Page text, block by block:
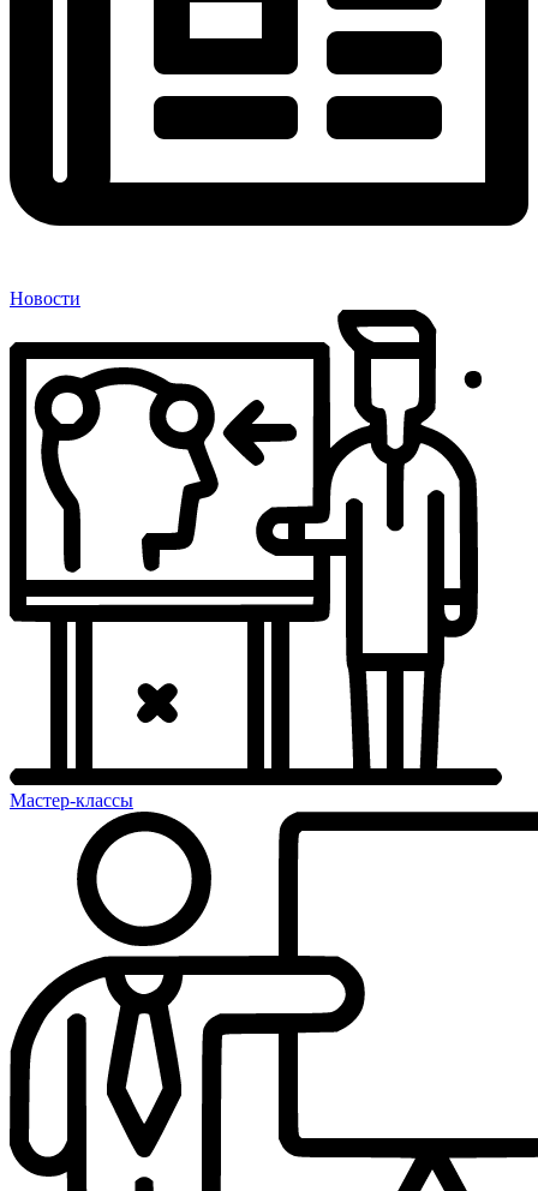
Новости
Мастер-классы